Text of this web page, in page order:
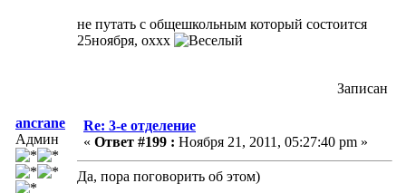
не путать с общешкольным который состоится
25ноября, оххх
Записан
ancrane
Админ
Re: 3-е отделение
« Ответ #199 : Ноября 21, 2011, 05:27:40 pm »
Да, пора поговорить об этом)